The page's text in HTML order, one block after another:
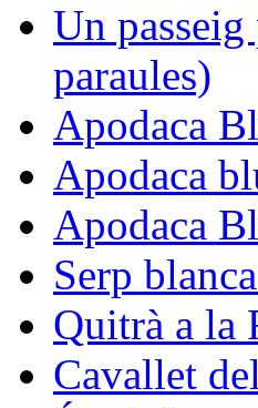
Un
paraules)
Apodaca
Apodaca
Apodaca
Serp
Quitrà a la
Cavallet